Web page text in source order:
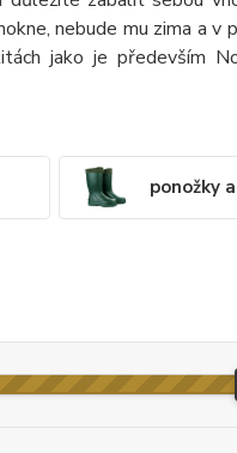
nebude mu zima a v
jako je především
ponožky